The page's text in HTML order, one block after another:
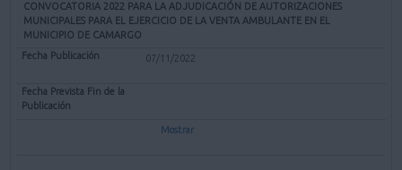
CONVOCATORIA 2022 PARA LA ADJUDICACIÓN DE AUTORIZACIONES
MUNICIPALES PARA EL EJERCICIO DE LA VENTA AMBULANTE EN EL
MUNICIPIO DE CAMARGO
07/11/2022
Mostrar